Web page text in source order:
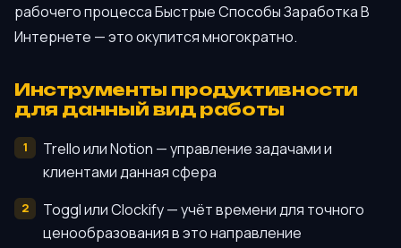
рабочего процесса Быстрые Способы Заработка В
Интернете — это окупится многократно.
Инструменты продуктивности
для данный вид работы
Trello или Notion — управление задачами и
клиентами данная сфера
Toggl или Clockify — учёт времени для точного
ценообразования в это направление